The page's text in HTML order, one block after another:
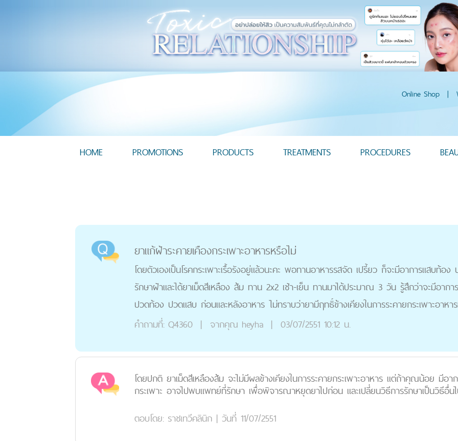
Online Shop |
HOME PROMOTIONS PRODUCTS TREATMENTS PROCEDURES
ยาแก้ฝ้าระคายเคืองกระเพาะอาหารหรือไม่
โดยตัวเองเป็นโรคกระเพาะเรื้อรังอยู่แล้วนะคะ พอทานอาหารรสจัด เปรี้ยว ก็จะมีอาการแสบท้
รักษาฝ้าและได้ยาเม็ดสีเหลือง ส้ม ทาน 2x2 เช้า-เย็น ทานมาได้ประมาณ 3 วัน รู้สึกว่าจะมีอากา
ปวดท้อง ปวดแสบ ก่อนและหลังอาหาร ไม่ทราบว่ายามีฤทธิ์ข้างเคียงในการระคายกระเพาะอาหา
คำถามที่: Q4360 | จากคุณ heyha | 03/07/2551 10:12 น.
โดยปกติ ยาเม็ดสีเหลืองส้ม จะไม่มีผลข้างเคียงในการระคายกระเพาะอาหาร แต่ถ้าคุณน้อย มีอา
กระเพาะ อาจไปพบแพทย์ที่รักษา เพื่อพิจารณาหยุดยาไปก่อน และเปลี่ยนวิธีการรักษาเป็นวิธีอื่น
ตอบโดย: ราชเทวีคลินิก | วันที่ 11/07/2551